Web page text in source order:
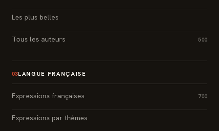
Les plus belles
Tous les auteurs 500
03LANGUE FRANÇAISE
Expressions françaises 700
Expressions par thèmes